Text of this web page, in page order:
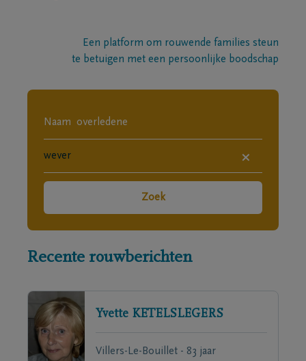
Een platform om rouwende families steun
te betuigen met een persoonlijke boodschap
×
Zoek
Recente rouwberichten
Yvette KETELSLEGERS
Villers-Le-Bouillet - 83 jaar